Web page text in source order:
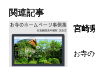
関連記事
宮崎
お寺